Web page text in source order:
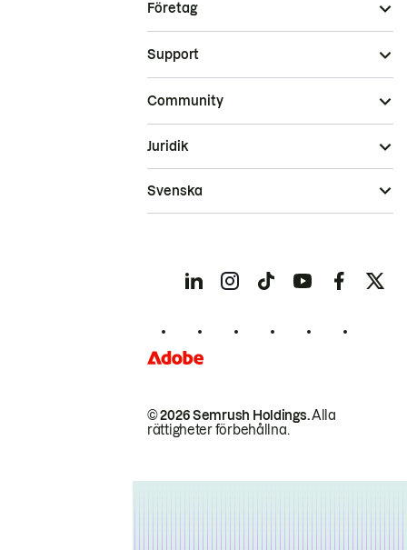
Företag
Support
Community
© 2026 Semrush Holdings.Alla
rättigheter förbehållna.
Juridik
Svenska